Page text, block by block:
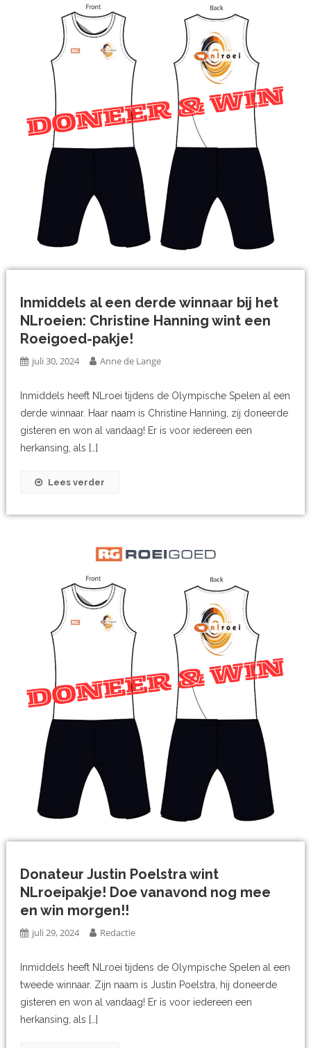
Inmiddels al een derde winnaar bij het
NLroeien: Christine Hanning wint een
Roeigoed-pakje!
juli 30, 2024 Anne de Lange
Inmiddels heeft NLroei tijdens de Olympische Spelen al een
derde winnaar. Haar naam is Christine Hanning, zij doneerde
gisteren en won al vandaag! Er is voor iedereen een
herkansing, als […]
Lees verder
Donateur Justin Poelstra wint
NLroeipakje! Doe vanavond nog mee
en win morgen!!
juli 29, 2024 Redactie
Inmiddels heeft NLroei tijdens de Olympische Spelen al een
tweede winnaar. Zijn naam is Justin Poelstra, hij doneerde
gisteren en won al vandaag! Er is voor iedereen een
herkansing, als […]